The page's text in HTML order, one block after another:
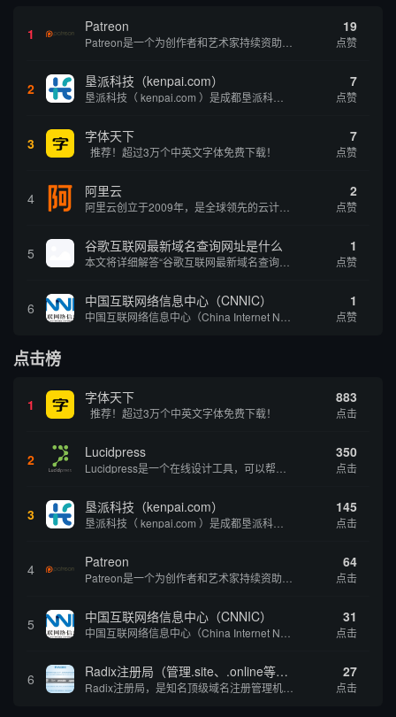
1 Patreon 19
点赞
2 垦派科技（kenpai.com） 7
点赞
3 字体天下
推荐！超过3万个中英文字体免费下载！
7
点赞
4 阿里云 2
点赞
5 谷歌互联网最新域名查询网址是什么 1
点赞
6 中国互联网络信息中心（CNNIC） 1
点赞
点击榜
1 字体天下
推荐！超过3万个中英文字体免费下载！
883
点击
2 Lucidpress 350
点击
3 垦派科技（kenpai.com） 145
点击
4 Patreon 64
点击
5 中国互联网络信息中心（CNNIC） 31
点击
6 Radix注册局（管理.site、.online等顶级域名） 27
点击